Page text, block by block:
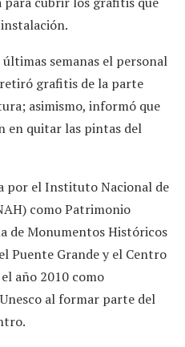
semanas el personal
grafitis de la parte
asimismo, informó que
en quitar las pintas del
por el Instituto Nacional de
como Patrimonio
de Monumentos Históricos
Puente Grande y el Centro
año 2010 como
al formar parte del